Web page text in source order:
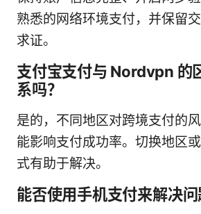
熟悉的网络环境支付，并保留
求证。
支付宝支付与 Nordvpn 的
系吗？
是的，不同地区对跨境支付的
能影响支付成功率。切换地区
式有助于解决。
能否使用手机支付来解决问